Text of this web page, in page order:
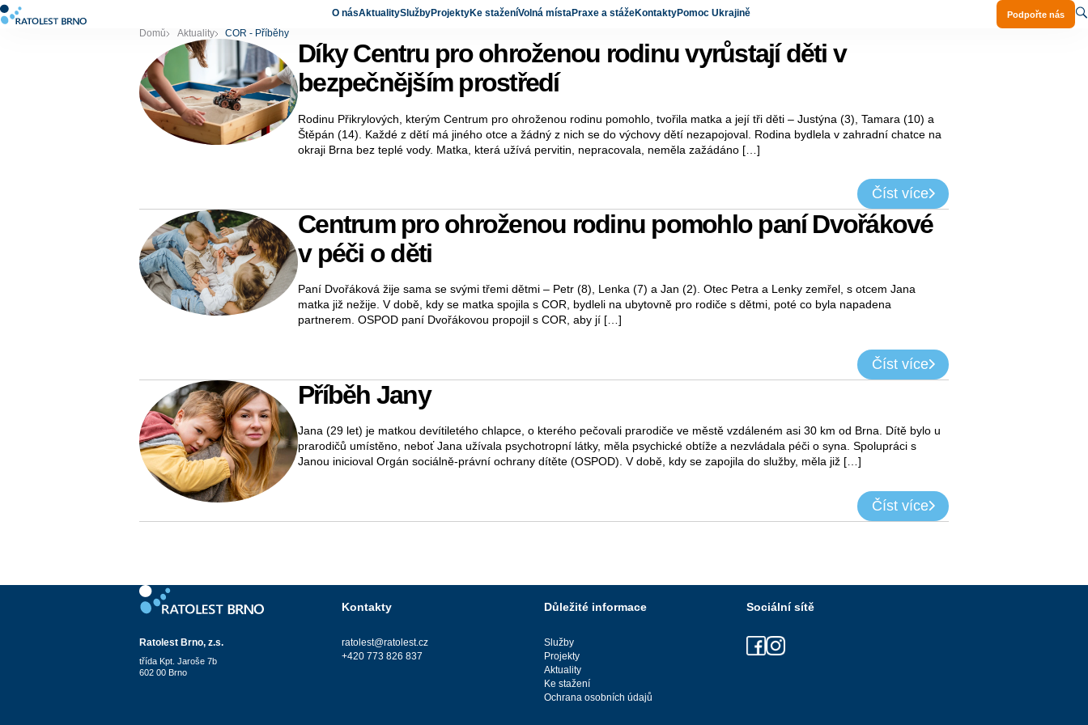
O násAktualitySlužbyProjektyKe staženíVolná místaPraxe a stážeKontaktyPomoc Ukrajině Podpořte nás
Domů Aktuality COR - Příběhy
Díky Centru pro ohroženou rodinu vyrůstají děti v
bezpečnějším prostředí
Rodinu Přikrylových, kterým Centrum pro ohroženou rodinu pomohlo, tvořila matka a její tři děti – Justýna (3), Tamara (10) a
Štěpán (14). Každé z dětí má jiného otce a žádný z nich se do výchovy dětí nezapojoval. Rodina bydlela v zahradní chatce na
okraji Brna bez teplé vody. Matka, která užívá pervitin, nepracovala, neměla zažádáno […]
Číst více
Centrum pro ohroženou rodinu pomohlo paní Dvořákové
v péči o děti
Paní Dvořáková žije sama se svými třemi dětmi – Petr (8), Lenka (7) a Jan (2). Otec Petra a Lenky zemřel, s otcem Jana
matka již nežije. V době, kdy se matka spojila s COR, bydleli na ubytovně pro rodiče s dětmi, poté co byla napadena
partnerem. OSPOD paní Dvořákovou propojil s COR, aby jí […]
Číst více
Příběh Jany
Jana (29 let) je matkou devítiletého chlapce, o kterého pečovali prarodiče ve městě vzdáleném asi 30 km od Brna. Dítě bylo u
prarodičů umístěno, neboť Jana užívala psychotropní látky, měla psychické obtíže a nezvládala péči o syna. Spolupráci s
Janou inicioval Orgán sociálně-právní ochrany dítěte (OSPOD). V době, kdy se zapojila do služby, měla již […]
Číst více
Ratolest Brno, z.s.
třída Kpt. Jaroše 7b
602 00 Brno
Kontakty
ratolest@ratolest.cz
+420 773 826 837
Důležité informace
Služby
Projekty
Aktuality
Ke stažení
Ochrana osobních údajů
Sociální sítě